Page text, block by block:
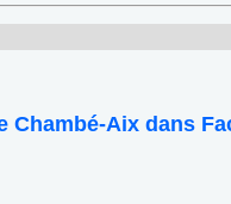
Chambé-Aix dans